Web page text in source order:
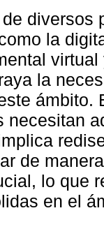
diversos
la
la
ámbito.
necesitan
de
lo que
en el